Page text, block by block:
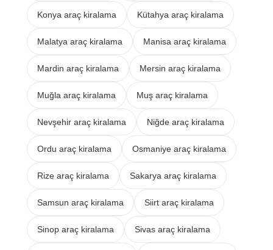
Konya araç kiralama Kütahya araç kiralama
Malatya araç kiralama Manisa araç kiralama
Mardin araç kiralama Mersin araç kiralama
Muğla araç kiralama Muş araç kiralama
Nevşehir araç kiralama Niğde araç kiralama
Ordu araç kiralama Osmaniye araç kiralama
Rize araç kiralama Sakarya araç kiralama
Samsun araç kiralama Siirt araç kiralama
Sinop araç kiralama Sivas araç kiralama